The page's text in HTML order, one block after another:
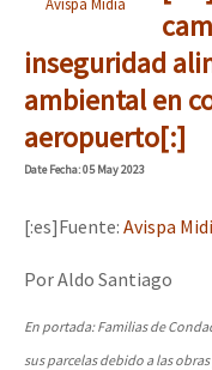
Mundo
EZLN
La Sexta
AutonomÍa y
Migración
Presos
Mujeres
Dia 1: Encontro “Guerra
inseguridad
ambiental en
aeropuerto[:]
DateFecha: 05 May 2023
[:es]Fuente: Avispa
Por Aldo Santiago
En portada: Familias de
sus parcelas debido a las